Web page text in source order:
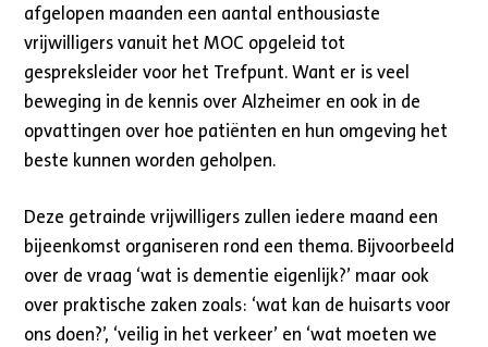
afgelopen maanden een aantal enthousiaste
vrijwilligers vanuit het MOC opgeleid tot
gespreksleider voor het Trefpunt. Want er is veel
beweging in de kennis over Alzheimer en ook in de
opvattingen over hoe patiënten en hun omgeving het
beste kunnen worden geholpen.
Deze getrainde vrijwilligers zullen iedere maand een
bijeenkomst organiseren rond een thema. Bijvoorbeeld
over de vraag ‘wat is dementie eigenlijk?’ maar ook
over praktische zaken zoals: ‘wat kan de huisarts voor
ons doen?’, ‘veilig in het verkeer’ en ‘wat moeten we